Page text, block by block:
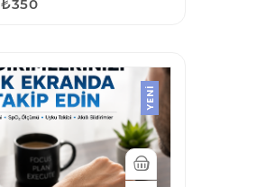
₺350
YENI